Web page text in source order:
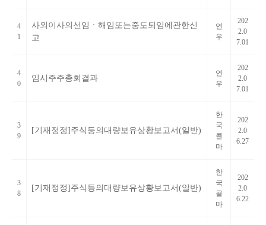
4
1
사외이사의선임ㆍ해임또는중도퇴임에관한신
고
연
우
202
2.0
7.01
4
0
임시주주총회결과
연
우
202
2.0
7.01
3
9
[기재정정]주식등의대량보유상황보고서(일반)
한
국
콜
마
202
2.0
6.27
3
8
[기재정정]주식등의대량보유상황보고서(일반)
한
국
콜
마
202
2.0
6.22